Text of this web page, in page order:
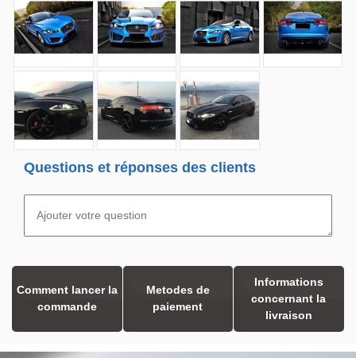
Questions et réponses des clients
Comment lancer la
commande
Metodes de
paiement
Informations
concernant la
livraison